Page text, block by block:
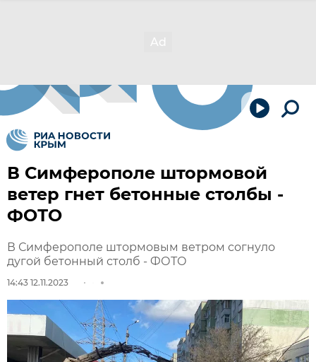
В Симферополе штормовой
ветер гнет бетонные столбы -
ФОТО
В Симферополе штормовым ветром согнуло
дугой бетонный столб - ФОТО
14:43 12.11.2023